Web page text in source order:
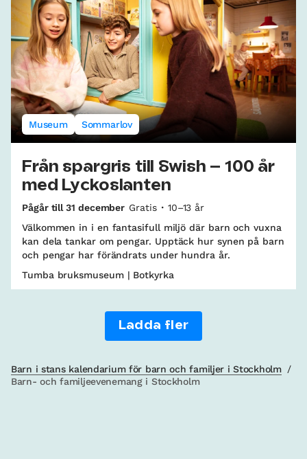
Museum Sommarlov
Från spargris till Swish – 100 år
med Lyckoslanten
Pågår till 31 december Gratis
10–13 år
Välkommen in i en fantasifull miljö där barn och vuxna
kan dela tankar om pengar. Upptäck hur synen på barn
och pengar har förändrats under hundra år.
Tumba bruksmuseum | Botkyrka
Ladda fler
Barn i stans kalendarium för barn och familjer i Stockholm /
Barn- och familjeevenemang i Stockholm